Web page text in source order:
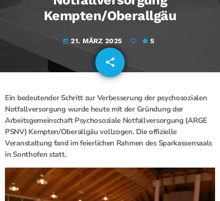
Kempten/Oberallgäu
today 21. MÄRZ 2025 5
share
email
Ein bedeutender Schritt zur Verbesserung der psychosozialen
Notfallversorgung wurde heute mit der Gründung der
Arbeitsgemeinschaft Psychosoziale Notfallversorgung (ARGE
PSNV) Kempten/Oberallgäu vollzogen. Die offizielle
Veranstaltung fand im feierlichen Rahmen des Sparkassensaals
in Sonthofen statt.